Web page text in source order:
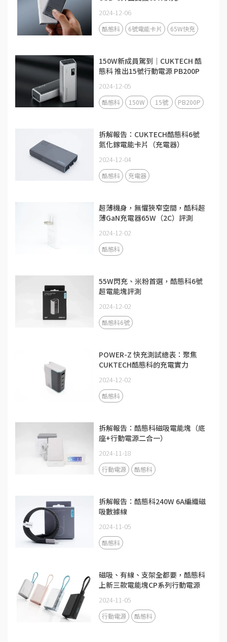
2024-12-06
酷態科 6號電能卡片 65W快充
150W新成員駕到｜CUKTECH 酷
態科 推出15號行動電源 PB200P
2024-12-05
酷態科 150W 15號 PB200P
拆解報告：CUKTECH酷態科6號
氮化鎵電能卡片（充電器）
2024-12-04
酷態科 充電器
超薄機身，無懼狹窄空間，酷科超
薄GaN充電器65W（2C）評測
2024-12-02
酷態科
55W閃充、米粉首選，酷態科6號
超電能塊評測
2024-12-02
酷態科6號
POWER-Z 快充測試總表：聚焦
CUKTECH酷態科的充電實力
2024-12-02
酷態科
拆解報告：酷態科磁吸電能塊（底
座+行動電源二合一）
2024-11-18
行動電源 酷態科
拆解報告：酷態科240W 6A編織磁
吸數據線
2024-11-05
酷態科
磁吸、有線、支架全都要，酷態科
上新三款電能塊CP系列行動電源
2024-11-05
行動電源 酷態科